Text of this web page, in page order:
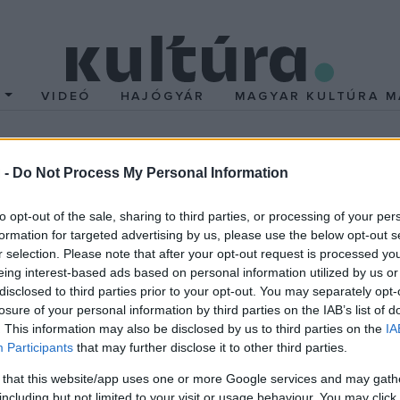
- Do Not Process My Personal Information
opt-out of the sale, sharing to third parties, or processing of your
for targeted advertising by us, please use the below opt-out
selection. Please note that after your opt-out request is processed
interest-based ads based on personal information utilized by us
to third parties prior to your opt-out. You may separately
of your personal information by third parties on the IAB’s list of
This information may also be disclosed by us to third parties on the
Participants that may further disclose it to other third parties.
that this website/app uses one or more Google services and may
VIDEÓ HAJÓGYÁR MAGYAR KULTÚRA
kerül sor a nagy népszerűségnek örvendő eseményre. Az
ezáltal egy este alatt számos helyre juthatnak el. Ez
annak érdekében, hogy izgalmas, érdekes estét
egy olyan hagyományt kívánnak teremteni,
változatos programokkal és kiállításokkal
szívesen látnak új csatlakozókat is. Az est
muzeális borokkal és borkóstolóval várják a Falk Miksa